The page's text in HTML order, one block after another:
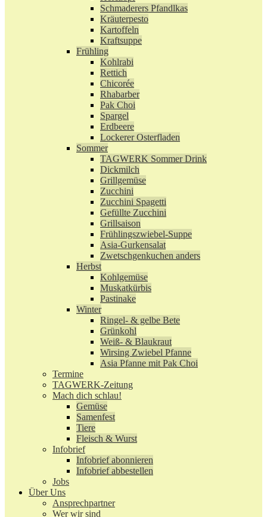
Schmaderers Pfandlkas
Kräuterpesto
Kartoffeln
Kraftsuppe
Frühling
Kohlrabi
Rettich
Chicorée
Rhabarber
Pak Choi
Spargel
Erdbeere
Lockerer Osterfladen
Sommer
TAGWERK Sommer Drink
Dickmilch
Grillgemüse
Zucchini
Zucchini Spagetti
Gefüllte Zucchini
Grillsaison
Frühlingszwiebel-Suppe
Asia-Gurkensalat
Zwetschgenkuchen anders
Herbst
Kohlgemüse
Muskatkürbis
Pastinake
Winter
Ringel- & gelbe Bete
Grünkohl
Weiß- & Blaukraut
Wirsing Zwiebel Pfanne
Asia Pfanne mit Pak Choi
Termine
TAGWERK-Zeitung
Mach dich schlau!
Gemüse
Samenfest
Tiere
Fleisch & Wurst
Infobrief
Infobrief abonnieren
Infobrief abbestellen
Jobs
Über Uns
Ansprechpartner
Wer wir sind